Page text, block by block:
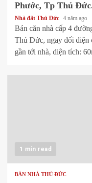
Phước, Tp Thủ
Nhà đất Thủ Đức 4 năm ago
Bán căn nhà cấp 4
Thủ Đức, ngay đối diện
gần tới nhà, diện tích:
1 min read
BÁN NHÀ THỦ ĐỨC